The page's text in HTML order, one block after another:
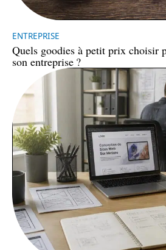
ENTREPRISE
Quels goodies à petit prix choisir
son entreprise ?